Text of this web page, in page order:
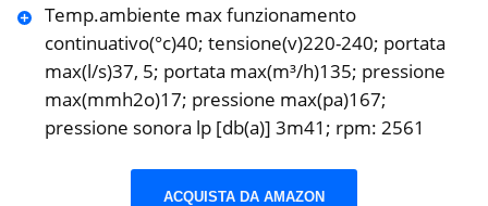
Temp.ambiente max funzionamento
continuativo(°c)40; tensione(v)220-240; portata
max(l/s)37, 5; portata max(m³/h)135; pressione
max(mmh2o)17; pressione max(pa)167;
pressione sonora lp [db(a)] 3m41; rpm: 2561
ACQUISTA DA AMAZON